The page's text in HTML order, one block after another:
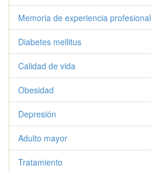
Memoria de experiencia profesional
Diabetes mellitus
Calidad de vida
Obesidad
Depresión
Adulto mayor
Tratamiento